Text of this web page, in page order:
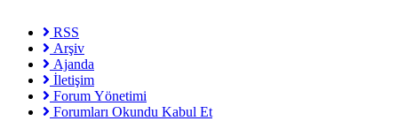
RSS
Arşiv
Ajanda
İletişim
Forum Yönetimi
Forumları Okundu Kabul Et